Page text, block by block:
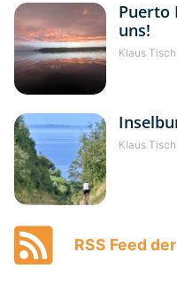
Puerto
uns!
Klaus
Klaus
RSS Feed